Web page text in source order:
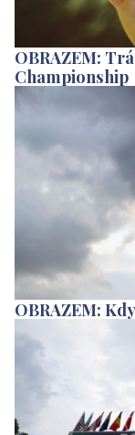
OBRAZEM:
Championship
OBRAZEM: